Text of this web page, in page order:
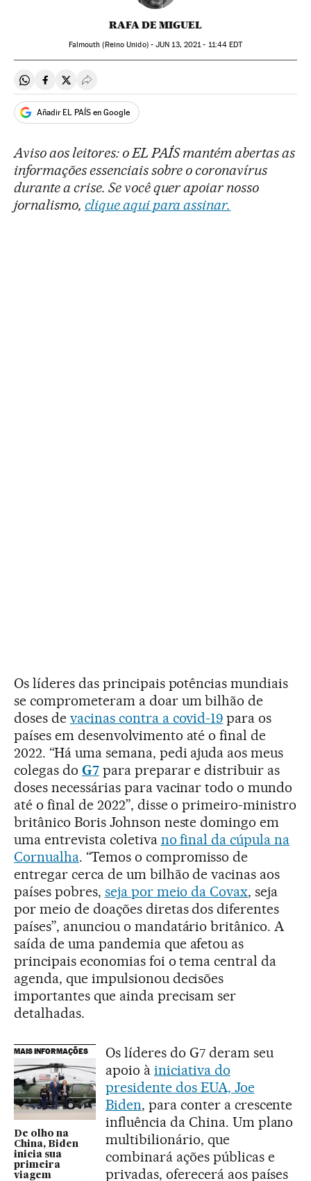
RAFA DE MIGUEL
Falmouth (Reino Unido) -JUN 13, 2021 - 11:44 EDT
Compartir en Whatsapp
Compartir en Facebook
Compartir en Twitter
Desplegar Redes Sociales
Añadir EL PAÍS en Google
Aviso aos leitores: o EL PAÍS mantém abertas as
informações essenciais sobre o coronavírus
durante a crise. Se você quer apoiar nosso
jornalismo, clique aqui para assinar.
Os líderes das principais potências mundiais
se comprometeram a doar um bilhão de
doses de vacinas contra a covid-19 para os
países em desenvolvimento até o final de
2022. “Há uma semana, pedi ajuda aos meus
colegas do G7para preparar e distribuir as
doses necessárias para vacinar todo o mundo
até o final de 2022”, disse o primeiro-ministro
britânico Boris Johnson neste domingo em
uma entrevista coletiva no final da cúpula na
Cornualha. “Temos o compromisso de
entregar cerca de um bilhão de vacinas aos
países pobres, seja por meio da Covax, seja
por meio de doações diretas dos diferentes
países”, anunciou o mandatário britânico. A
saída de uma pandemia que afetou as
principais economias foi o tema central da
agenda, que impulsionou decisões
importantes que ainda precisam ser
detalhadas.
MAIS INFORMAÇÕES
De olho na
China, Biden
inicia sua
primeira
viagem
Os líderes do G7 deram seu
apoio à iniciativa do
presidente dos EUA, Joe
Biden, para conter a crescente
influência da China. Um plano
multibilionário, que
combinará ações públicas e
privadas, oferecerá aos países